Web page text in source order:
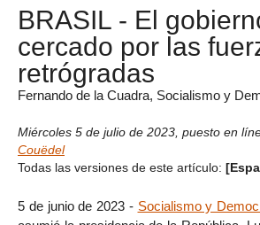
BRASIL - El
cercado por las
retrógradas
Fernando de la Cuadra, Socialismo y
Miércoles 5 de julio de 2023 puesto en
Couëdel
Todas las versiones de este artículo:
5 de junio de 2023 - Socialismo y